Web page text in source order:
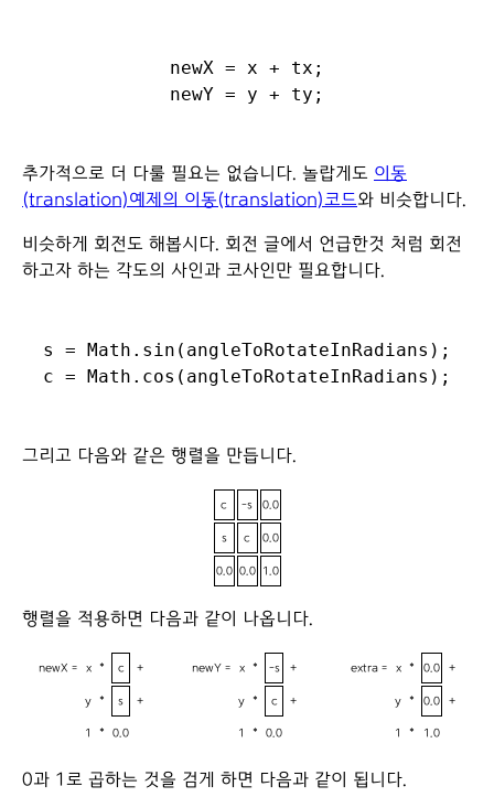
newX = x + tx;
추가적으로 더 다룰 필요는 없습니다. 놀랍게도 이동
(translation)예제의 이동(translation)코드와 비슷합니다.
비슷하게 회전도 해봅시다. 회전 글에서 언급한것 처럼 회전
하고자 하는 각도의 사인과 코사인만 필요합니다.
s = Math.sin(angleToRotateInRadians);
그리고 다음와 같은 행렬을 만듭니다.
c -s 0.0
s c 0.0
0.0 0.0 1.0
행렬을 적용하면 다음과 같이 나옵니다.
newX = x * c + newY = x * -s + extra = x * 0.0 +
y * s + y * c + y * 0.0 +
1 * 0.0 1 * 0.0 1 * 1.0
0과 1로 곱하는 것을 검게 하면 다음과 같이 됩니다.